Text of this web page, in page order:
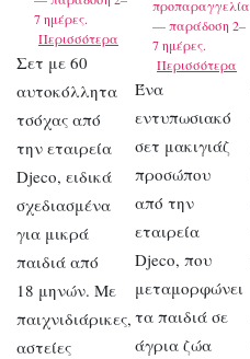
7 ημέρες.
Περισσότερα
Σετ με 60
αυτοκόλλητα
τσόχας από
την εταιρεία
Djeco, ειδικά
σχεδιασμένα
για μικρά
παιδιά από
18 μηνών. Με
παιχνιδιάρικες,
αστείες
προπαραγγελία
— παράδοση 2–
7 ημέρες.
Περισσότερα
Ένα
εντυπωσιακό
σετ μακιγιάζ
προσώπου
από την
εταιρεία
Djeco, που
μεταμορφώνει
τα παιδιά σε
άγρια ζώα